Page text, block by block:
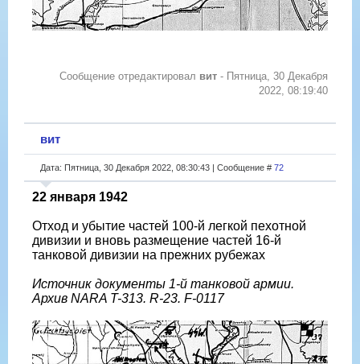
Сообщение отредактировал вит - Пятница, 30 Декабря
2022, 08:19:40
вит
Дата: Пятница, 30 Декабря 2022, 08:30:43 | Сообщение # 72
22 января 1942
Отход и убытие частей 100-й легкой пехотной
дивизии и вновь размещение частей 16-й
танковой дивизии на прежних рубежах
Источник документы 1-й танковой армии.
Архив NARA T-313. R-23. F-0117